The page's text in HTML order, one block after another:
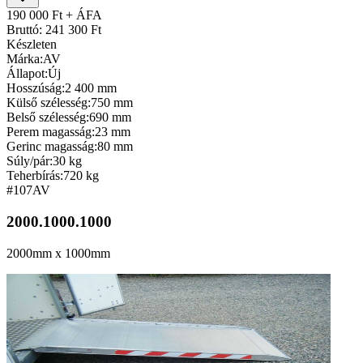
190 000 Ft + ÁFA
Bruttó: 241 300 Ft
Készleten
Márka:AV
Állapot:Új
Hosszúság:2 400 mm
Külső szélesség:750 mm
Belső szélesség:690 mm
Perem magasság:23 mm
Gerinc magasság:80 mm
Súly/pár:30 kg
Teherbírás:720 kg
#107AV
2000.1000.1000
2000mm x 1000mm